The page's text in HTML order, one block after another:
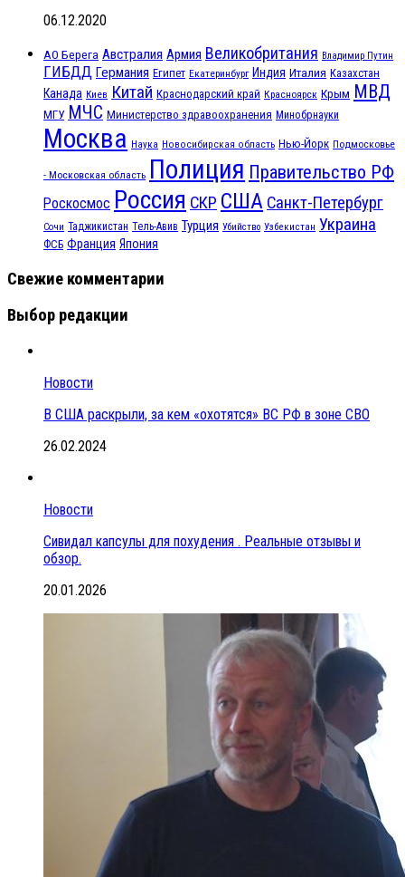
06.12.2020
АО Берега Австралия Армия Великобритания Владимир Путин
ГИБДД Германия Египет Екатеринбург Индия Италия Казахстан
Канада Киев Китай Краснодарский край Красноярск Крым МВД
МГУ МЧС Министерство здравоохранения Минобрнауки
Москва Наука Новосибирская область Нью-Йорк Подмосковье
- Московская область Полиция Правительство РФ
Роскосмос Россия СКР США Санкт-Петербург
Сочи Таджикистан Тель-Авив Турция Убийство Узбекистан Украина
ФСБ Франция Япония
Свежие комментарии
Выбор редакции
Новости
В США раскрыли, за кем «охотятся» ВС РФ в зоне СВО
26.02.2024
Новости
Сивидал капсулы для похудения . Реальные отзывы и
обзор.
20.01.2026